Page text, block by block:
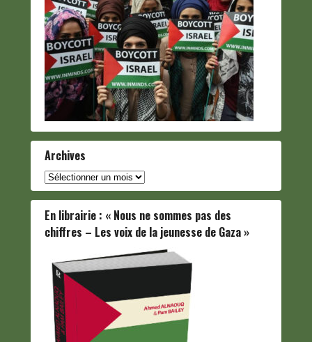
Archives
Archives
En librairie : « Nous ne sommes pas des
chiffres – Les voix de la jeunesse de Gaza »